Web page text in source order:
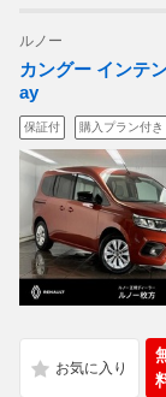
ルノー
カングー イン
ay
保証付 購入プラン付き